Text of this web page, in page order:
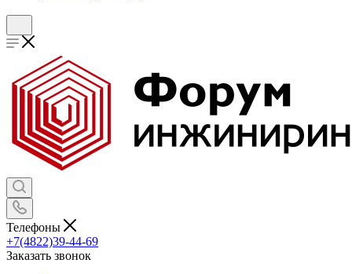
Телефоны
+7(4822)39-44-69
Заказать звонок